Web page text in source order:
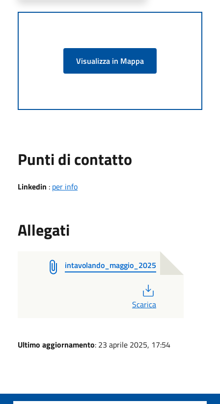
Visualizza in Mappa
Punti di contatto
Linkedin : per info
Allegati
intavolando_maggio_2025
Scarica
Ultimo aggiornamento: 23 aprile 2025, 17:54